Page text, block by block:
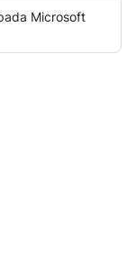
Microsoft